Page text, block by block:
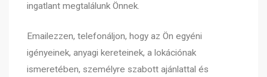
ingatlant megtalálunk Önnek.
Emailezzen, telefonáljon, hogy az Ön egyéni
igényeinek, anyagi kereteinek, a lokációnak
ismeretében, személyre szabott ajánlattal és